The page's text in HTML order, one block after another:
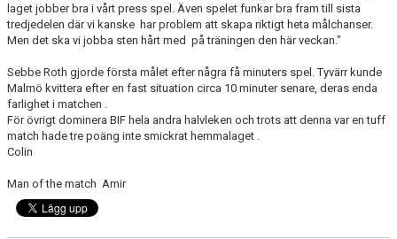
laget jobber bra i vårt press spel. Även spelet funkar bra fram till sista
tredjedelen där vi kanske har problem att skapa riktigt heta målchanser.
Men det ska vi jobba sten hårt med på träningen den här veckan."
Sebbe Roth gjorde första målet efter några få minuters spel. Tyvärr kunde
Malmö kvittera efter en fast situation circa 10 minuter senare, deras enda
farlighet i matchen .
För övrigt dominera BIF hela andra halvleken och trots att denna var en tuff
match hade tre poäng inte smickrat hemmalaget .
Colin
Man of the match Amir